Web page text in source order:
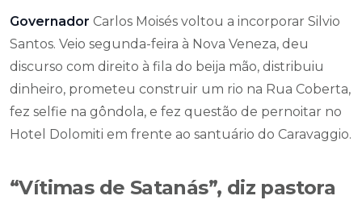
Governador Carlos Moisés voltou a incorporar Silvio
Santos. Veio segunda-feira à Nova Veneza, deu
discurso com direito à fila do beija mão, distribuiu
dinheiro, prometeu construir um rio na Rua Coberta,
fez selfie na gôndola, e fez questão de pernoitar no
Hotel Dolomiti em frente ao santuário do Caravaggio.
“Vítimas de Satanás”, diz pastora